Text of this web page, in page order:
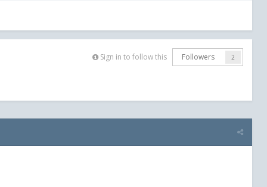
Sign in to follow this Followers 2